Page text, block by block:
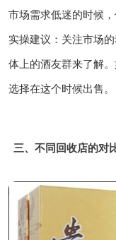
市场需求低迷的时候，
实操建议：关注市场
体上的酒友群来了解
选择在这个时候出售。
三、不同回收店的对